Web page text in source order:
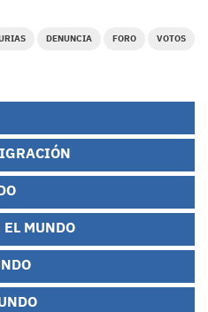
DENUNCIA FORO VOTOS
MUNDO